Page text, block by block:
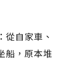
從自家車、
船，原本堆